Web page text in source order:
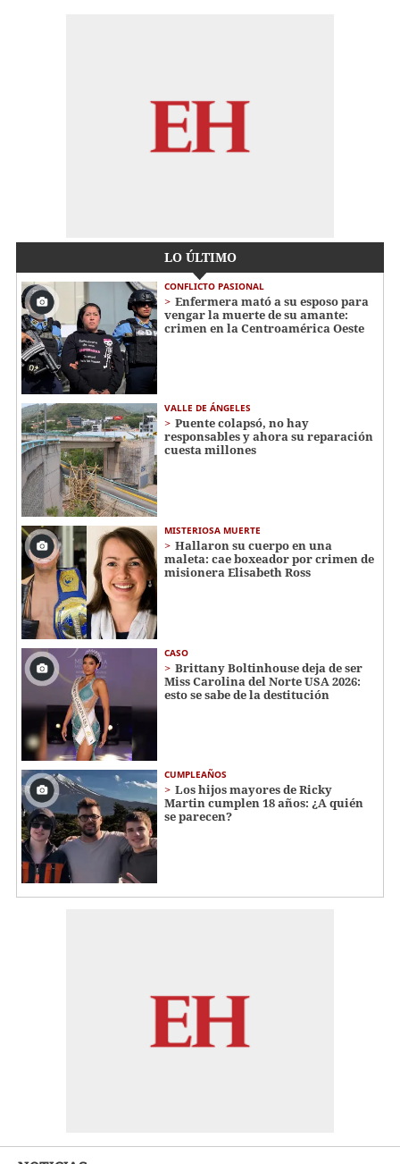
LO ÚLTIMO
CONFLICTO PASIONAL
Enfermera mató a su esposo para
vengar la muerte de su amante:
crimen en la Centroamérica Oeste
VALLE DE ÁNGELES
Puente colapsó, no hay
responsables y ahora su reparación
cuesta millones
MISTERIOSA MUERTE
Hallaron su cuerpo en una
maleta: cae boxeador por crimen de
misionera Elisabeth Ross
CASO
Brittany Boltinhouse deja de ser
Miss Carolina del Norte USA 2026:
esto se sabe de la destitución
CUMPLEAÑOS
Los hijos mayores de Ricky
Martin cumplen 18 años: ¿A quién
se parecen?